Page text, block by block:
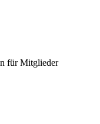
für Mitglieder